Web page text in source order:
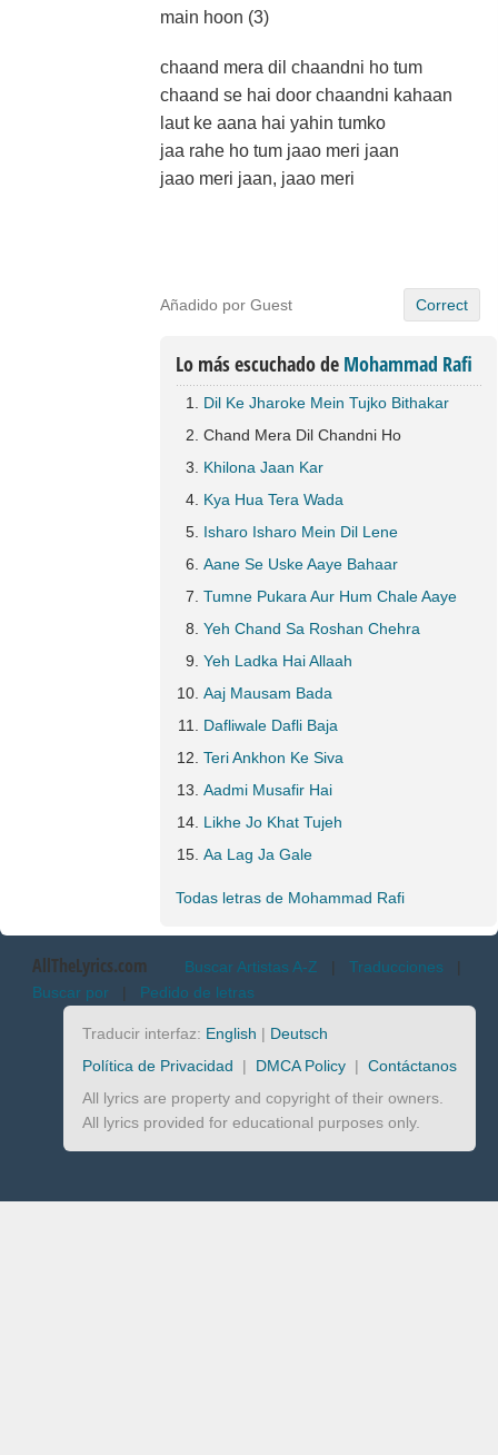
main hoon (3)
chaand mera dil chaandni ho tum
chaand se hai door chaandni kahaan
laut ke aana hai yahin tumko
jaa rahe ho tum jaao meri jaan
jaao meri jaan, jaao meri
Añadido por Guest Correct
Lo más escuchado de Mohammad Rafi
Dil Ke Jharoke Mein Tujko Bithakar
Chand Mera Dil Chandni Ho
Khilona Jaan Kar
Kya Hua Tera Wada
Isharo Isharo Mein Dil Lene
Aane Se Uske Aaye Bahaar
Tumne Pukara Aur Hum Chale Aaye
Yeh Chand Sa Roshan Chehra
Yeh Ladka Hai Allaah
Aaj Mausam Bada
Dafliwale Dafli Baja
Teri Ankhon Ke Siva
Aadmi Musafir Hai
Likhe Jo Khat Tujeh
Aa Lag Ja Gale
Todas letras de Mohammad Rafi
AllTheLyrics.com Buscar Artistas A-Z | Traducciones |
Buscar por | Pedido de letras
Traducir interfaz: English | Deutsch
Política de Privacidad | DMCA Policy | Contáctanos
All lyrics are property and copyright of their owners.
All lyrics provided for educational purposes only.